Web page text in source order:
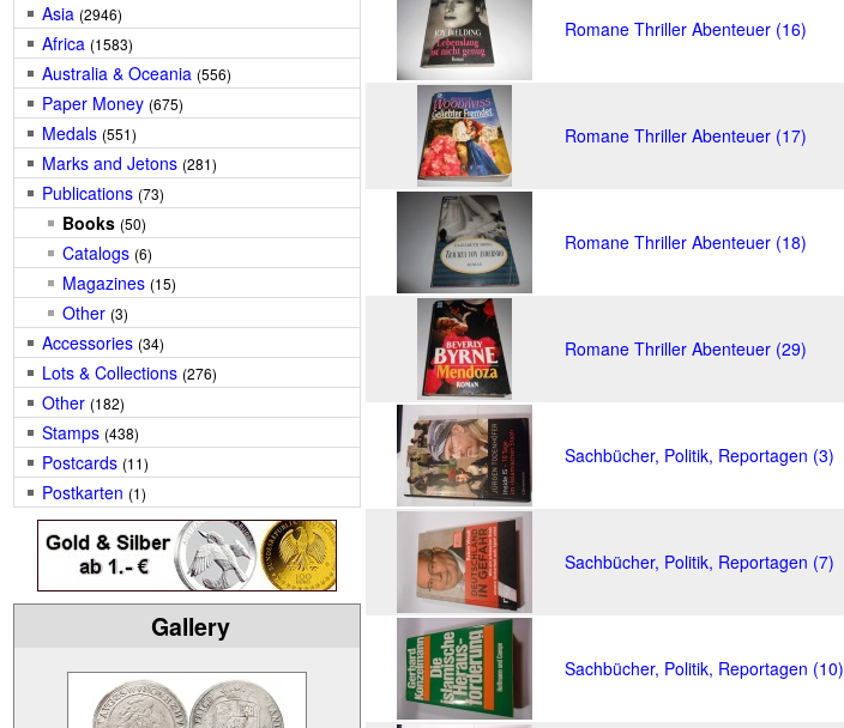
Asia (2946)
Africa (1583)
Australia & Oceania (556)
Paper Money (675)
Medals (551)
Marks and Jetons (281)
Publications (73)
Books (50)
Catalogs (6)
Magazines (15)
Other (3)
Accessories (34)
Lots & Collections (276)
Other (182)
Stamps (438)
Postcards (11)
Postkarten (1)
Gallery
Romane Thriller Abenteuer (16)
Romane Thriller Abenteuer (17)
Romane Thriller Abenteuer (18)
Romane Thriller Abenteuer (29)
Sachbücher, Politik, Reportagen (3)
Sachbücher, Politik, Reportagen (7)
Sachbücher, Politik, Reportagen (10)